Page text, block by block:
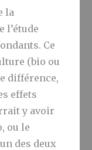
la
l’étude
Ce
(bio ou
différence,
effets
y avoir
ou le
des deux